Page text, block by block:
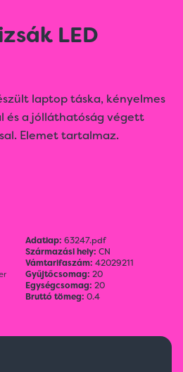
LED
laptop táska, kényelmes
és a jólláthatóság végett
Elemet tartalmaz.
Adatlap: 63247.pdf
Származási hely: CN
Vámtarifaszám: 42029211
Gyűjtőcsomag: 20
Egységcsomag: 20
Bruttó tömeg: 0.4